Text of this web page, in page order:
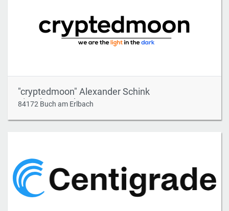
"cryptedmoon" Alexander Schink
Einzelunternehmen
84172 Buch am Erlbach